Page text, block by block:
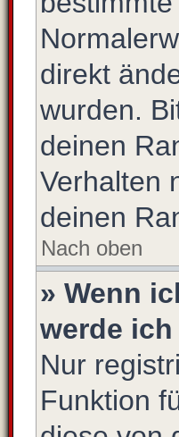
direkt
wurden.
deinen
Verhalten
deinen
Nach oben
» Wenn
werde
Nur
Funktion